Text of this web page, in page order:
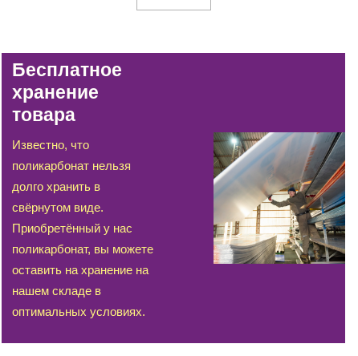
Бесплатное
хранение
товара
Известно, что
поликарбонат нельзя
долго хранить в
свёрнутом виде.
Приобретённый у нас
поликарбонат, вы можете
оставить на хранение на
нашем складе в
оптимальных условиях.